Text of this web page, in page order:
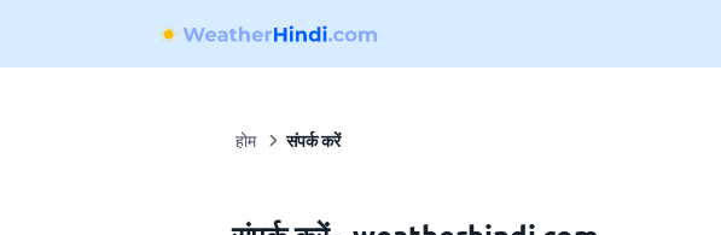
होम संपर्क करें